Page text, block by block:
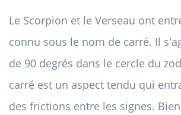
Le Scorpion et le Verseau ont
connu sous le nom de carré. Il
de 90 degrés dans le cercle du
carré est un aspect tendu qui
des frictions entre les signes.